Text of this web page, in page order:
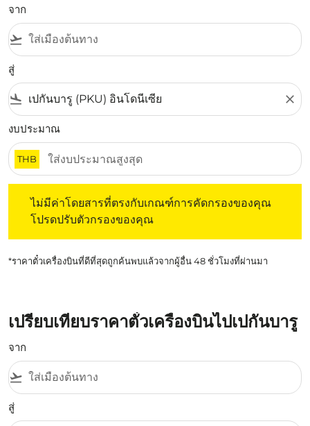
จาก
flight_takeoff
สู่
flight_land close
งบประมาณ
THB
ไม่มีค่าโดยสารที่ตรงกับเกณฑ์การคัดกรองของคุณ
โปรดปรับตัวกรองของคุณ
*ราคาตั๋วเครื่องบินที่ดีที่สุดถูกค้นพบแล้วจากผู้อื่น 48 ชั่วโมงที่ผ่านมา
เปรียบเทียบราคาตั๋วเครื่องบินไปเปกันบารู
จาก
flight_takeoff
สู่